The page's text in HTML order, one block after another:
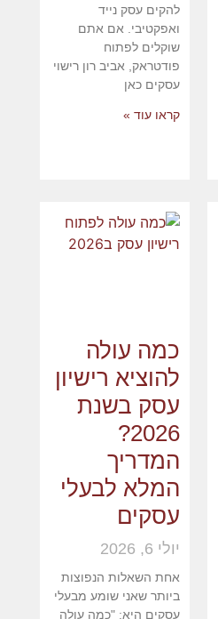
להקים עסק נייד
ואפקטיבי. אם אתם
שוקלים לפתוח
פודטראק, אביב רון רישוי
עסקים כאן
קראו עוד »
כמה עולה
להוציא רישיון
עסק בשנת
2026?
המדריך
המלא לבעלי
עסקים
יולי 6, 2026
אחת השאלות הנפוצות
ביותר שאני שומע מבעלי
עסקים היא: "כמה עולה